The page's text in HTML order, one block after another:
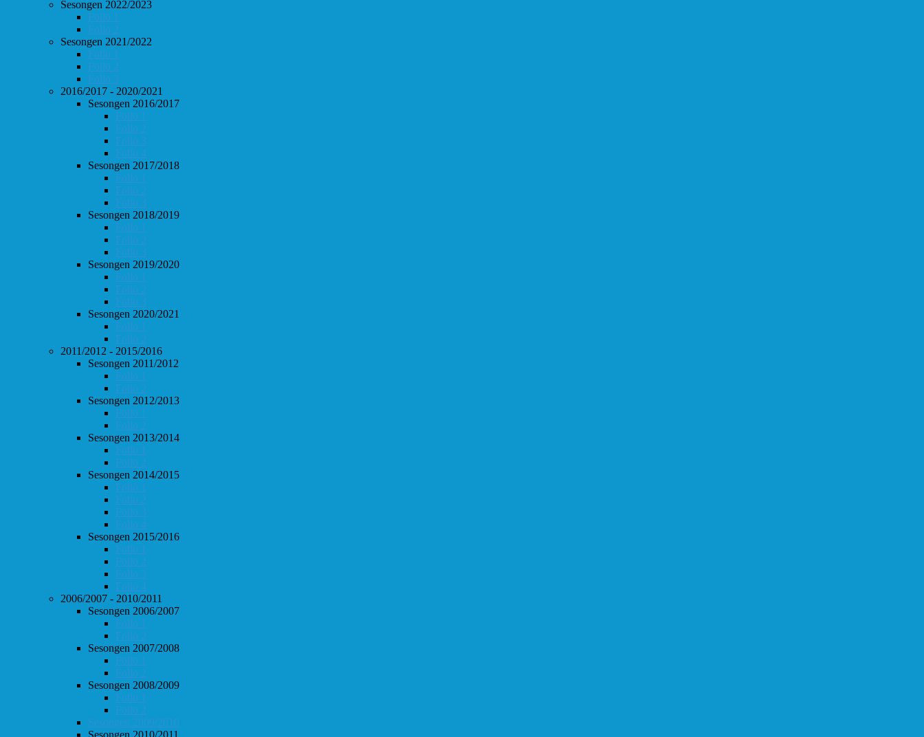
Sesongen 2022/2023
Follo 1
Follo 2
Sesongen 2021/2022
Follo 1
Follo 2
Follo 3
2016/2017 - 2020/2021
Sesongen 2016/2017
Follo 1
Follo 2
Follo 3
Follo 4
Sesongen 2017/2018
Follo 1
Follo 2
Follo 3
Sesongen 2018/2019
Follo 1
Follo 2
Follo 3
Sesongen 2019/2020
Follo 1
Follo 2
Follo 3
Sesongen 2020/2021
Follo 1
Follo 2
2011/2012 - 2015/2016
Sesongen 2011/2012
Follo 1
Follo 2
Sesongen 2012/2013
Follo 1
Follo 2
Sesongen 2013/2014
Follo 1
Follo 2
Sesongen 2014/2015
Follo 1
Follo 2
Follo 3
Follo 4
Sesongen 2015/2016
Follo 1
Follo 2
Follo 3
Follo 4
2006/2007 - 2010/2011
Sesongen 2006/2007
Follo 1
Follo 2
Sesongen 2007/2008
Follo 1
Follo 2
Sesongen 2008/2009
Follo 1
Follo 2
Sesongen 2009/2010
Sesongen 2010/2011